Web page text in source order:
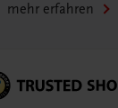
mehr erfahren